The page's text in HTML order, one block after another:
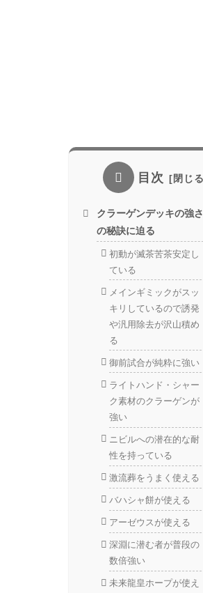
目次
クラーゲンデッキの強さ
の秘訣に迫る
初動が滅茶苦茶安定し
ている
メインギミックがスッ
キリしているので誘発
や汎用除去が沢山積め
る
御前試合が純粋に強い
ライトハンド・シャー
ク素材のクラーゲンが
強い
ニビルへの潜在的な耐
性を持っている
激流葬をうまく使える
バハシャ餅が使える
アーゼウスが使える
深淵に潜む者が普段の
数倍強い
未来龍皇ホープが使え